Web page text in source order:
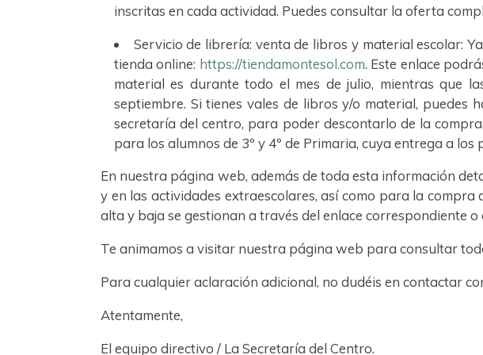
inscritas en cada actividad. Puedes consultar la oferta
Servicio de librería: venta de libros y material escolar:
tienda online: https://tiendamontesol.com. Este enlace
material es durante todo el mes de julio, mientras que
septiembre. Si tienes vales de libros y/o material, puedes
secretaría del centro, para poder descontarlo de la
para los alumnos de 3º y 4º de Primaria, cuya entrega a los
En nuestra página web, además de toda esta información
y en las actividades extraescolares, así como para la
alta y baja se gestionan a través del enlace correspondiente
Te animamos a visitar nuestra página web para consultar
Para cualquier aclaración adicional, no dudéis en contactar
Atentamente,
El equipo directivo / La Secretaría del Centro.